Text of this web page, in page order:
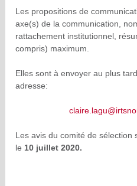
Les propositions de
axe(s) de la communication,
rattachement institutionnel,
compris) maximum.
Elles sont à envoyer au plus
adresse:
Les avis du comité de sélection
le 10 juillet 2020.